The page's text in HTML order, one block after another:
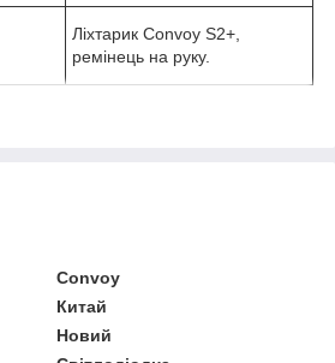
Ліхтарик Convoy S2+,
ремінець на руку.
Convoy
Китай
Новий